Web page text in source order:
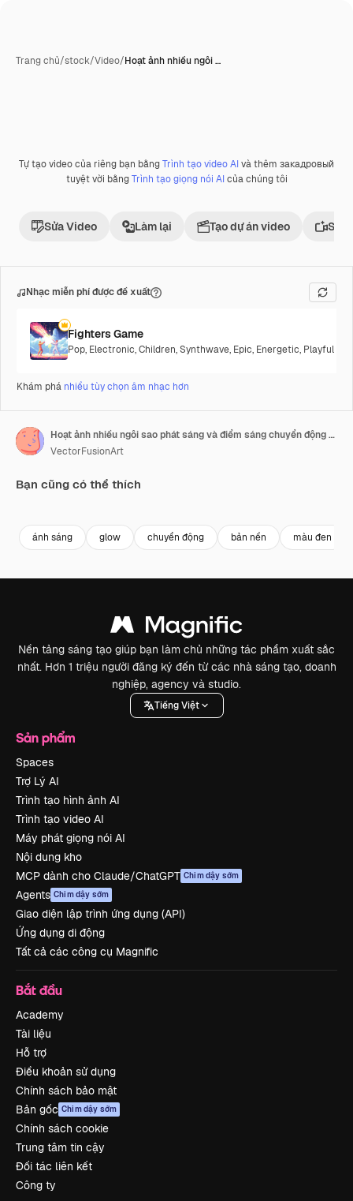
Trang chủ/stock/Video/Hoạt ảnh nhiều ngôi …
Phần thưởngdo AI tạo ra
Tự tạo video của riêng bạn bằngTrình tạo video AIvà thêm закадровый
tuyệt vời bằngTrình tạo giọng nói AIcủa chúng tôi
Sửa Video Làm lại Tạo dự án video Sử
Nhạc miễn phí được đề xuất
Fighters Game
Pop, Electronic,Children,Synthwave, Epic, Energetic, Playful
Khám phá nhiều tùy chọn âm nhạc hơn
Hoạt ảnh nhiều ngôi sao phát sáng và điểm sáng chuyển động trên nền đen
VectorFusionArt
Bạn cũng có thể thích
ánh sáng glow chuyển động bản nền màu đen
Nền tảng sáng tạo giúp bạn làm chủ những tác phẩm xuất sắc
nhất. Hơn 1 triệu người đăng ký đến từ các nhà sáng tạo, doanh
nghiệp, agency và studio.
Tiếng Việt
Sản phẩm
Spaces
Trợ Lý AI
Trình tạo hình ảnh AI
Trình tạo video AI
Máy phát giọng nói AI
Nội dung kho
MCP dành cho Claude/ChatGPT Chim dậy sớm
Agents Chim dậy sớm
Giao diện lập trình ứng dụng (API)
Ứng dụng di động
Tất cả các công cụ Magnific
Bắt đầu
Academy
Tài liệu
Hỗ trợ
Điều khoản sử dụng
Chính sách bảo mật
Bản gốc Chim dậy sớm
Chính sách cookie
Trung tâm tin cậy
Đối tác liên kết
Công ty